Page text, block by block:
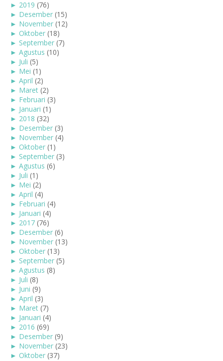
► 2019 (76)
► Desember (15)
► November (12)
► Oktober (18)
► September (7)
► Agustus (10)
► Juli (5)
► Mei (1)
► April (2)
► Maret (2)
► Februari (3)
► Januari (1)
► 2018 (32)
► Desember (3)
► November (4)
► Oktober (1)
► September (3)
► Agustus (6)
► Juli (1)
► Mei (2)
► April (4)
► Februari (4)
► Januari (4)
► 2017 (76)
► Desember (6)
► November (13)
► Oktober (13)
► September (5)
► Agustus (8)
► Juli (8)
► Juni (9)
► April (3)
► Maret (7)
► Januari (4)
► 2016 (69)
► Desember (9)
► November (23)
► Oktober (37)